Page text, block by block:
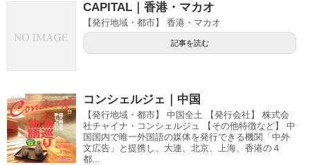
CAPITAL｜香港・マカオ
【発行地域・都市】 香港・マカオ
記事を読む
コンシェルジェ｜中国
【発行地域・都市】 中国全土 【発行会社】 株式会
社チャイナ・コンシェルジュ 【その他特徴など】 中
国国内で唯一外国語の媒体を発行できる機関「中外
文広告」と提携し、大連、北京、上海、香港の４
都...